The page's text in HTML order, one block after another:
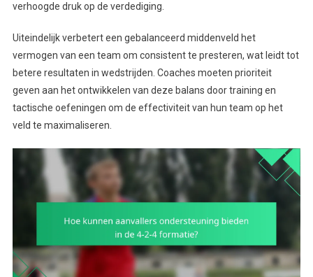
verhoogde druk op de verdediging.
Uiteindelijk verbetert een gebalanceerd middenveld het
vermogen van een team om consistent te presteren, wat leidt tot
betere resultaten in wedstrijden. Coaches moeten prioriteit
geven aan het ontwikkelen van deze balans door training en
tactische oefeningen om de effectiviteit van hun team op het
veld te maximaliseren.